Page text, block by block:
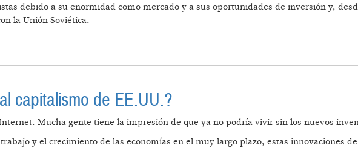
debido a su enormidad como mercado y a sus oportunidades de inversión y,
la Unión Soviética.
capitalismo de EE.UU.?
Mucha gente tiene la impresión de que ya no podría vivir sin los nuevos
y el crecimiento de las economías en el muy largo plazo, estas innovaciones